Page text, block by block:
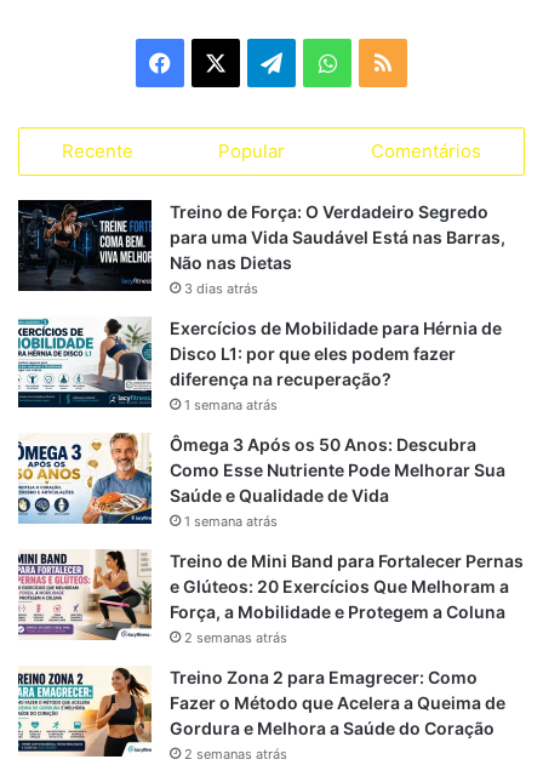
e
b
o
k
e
g
a
W
t
p
S
Recente Popular Comentários
Treino de Força: O Verdadeiro Segredo
para uma Vida Saudável Está nas Barras,
Não nas Dietas
3 dias atrás
Exercícios de Mobilidade para Hérnia de
Disco L1: por que eles podem fazer
diferença na recuperação?
1 semana atrás
Ômega 3 Após os 50 Anos: Descubra
Como Esse Nutriente Pode Melhorar Sua
Saúde e Qualidade de Vida
1 semana atrás
Treino de Mini Band para Fortalecer Pernas
e Glúteos: 20 Exercícios Que Melhoram a
Força, a Mobilidade e Protegem a Coluna
2 semanas atrás
Treino Zona 2 para Emagrecer: Como
Fazer o Método que Acelera a Queima de
Gordura e Melhora a Saúde do Coração
2 semanas atrás